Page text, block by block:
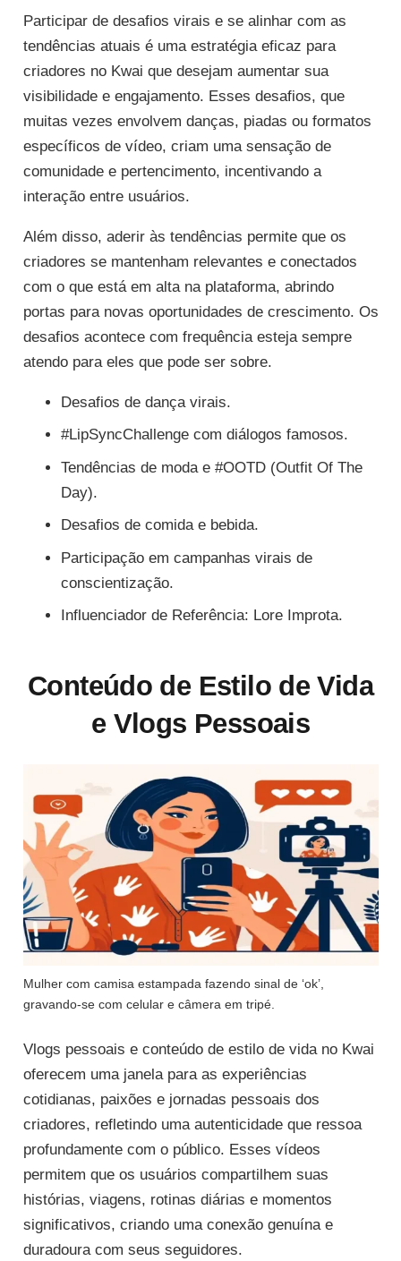
Participar de desafios virais e se alinhar com as
tendências atuais é uma estratégia eficaz para
criadores no Kwai que desejam aumentar sua
visibilidade e engajamento. Esses desafios, que
muitas vezes envolvem danças, piadas ou formatos
específicos de vídeo, criam uma sensação de
comunidade e pertencimento, incentivando a
interação entre usuários.
Além disso, aderir às tendências permite que os
criadores se mantenham relevantes e conectados
com o que está em alta na plataforma, abrindo
portas para novas oportunidades de crescimento. Os
desafios acontece com frequência esteja sempre
atendo para eles que pode ser sobre.
Desafios de dança virais.
#LipSyncChallenge com diálogos famosos.
Tendências de moda e #OOTD (Outfit Of The
Day).
Desafios de comida e bebida.
Participação em campanhas virais de
conscientização.
Influenciador de Referência: Lore Improta.
Conteúdo de Estilo de Vida
e Vlogs Pessoais
Mulher com camisa estampada fazendo sinal de ‘ok’,
gravando-se com celular e câmera em tripé.
Vlogs pessoais e conteúdo de estilo de vida no Kwai
oferecem uma janela para as experiências
cotidianas, paixões e jornadas pessoais dos
criadores, refletindo uma autenticidade que ressoa
profundamente com o público. Esses vídeos
permitem que os usuários compartilhem suas
histórias, viagens, rotinas diárias e momentos
significativos, criando uma conexão genuína e
duradoura com seus seguidores.